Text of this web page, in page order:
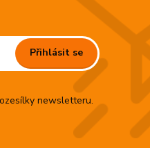
Přihlásit se
newsletteru.